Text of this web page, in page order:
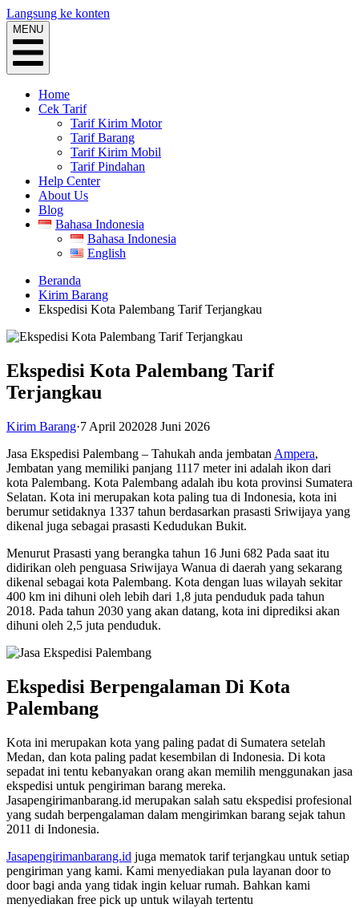
Langsung ke konten
MENU
Home
Cek Tarif
Tarif Kirim Motor
Tarif Barang
Tarif Kirim Mobil
Tarif Pindahan
Help Center
About Us
Blog
Bahasa Indonesia
Bahasa Indonesia
English
Beranda
Kirim Barang
Ekspedisi Kota Palembang Tarif Terjangkau
Ekspedisi Kota Palembang Tarif
Terjangkau
Kirim Barang·7 April 202028 Juni 2026
Jasa Ekspedisi Palembang – Tahukah anda jembatan Ampera,
Jembatan yang memiliki panjang 1117 meter ini adalah ikon dari
kota Palembang. Kota Palembang adalah ibu kota provinsi Sumatera
Selatan. Kota ini merupakan kota paling tua di Indonesia, kota ini
berumur setidaknya 1337 tahun berdasarkan prasasti Sriwijaya yang
dikenal juga sebagai prasasti Kedudukan Bukit.
Menurut Prasasti yang berangka tahun 16 Juni 682 Pada saat itu
didirikan oleh penguasa Sriwijaya Wanua di daerah yang sekarang
dikenal sebagai kota Palembang. Kota dengan luas wilayah sekitar
400 km ini dihuni oleh lebih dari 1,8 juta penduduk pada tahun
2018. Pada tahun 2030 yang akan datang, kota ini diprediksi akan
dihuni oleh 2,5 juta penduduk.
Ekspedisi Berpengalaman Di Kota
Palembang
Kota ini merupakan kota yang paling padat di Sumatera setelah
Medan, dan kota paling padat kesembilan di Indonesia. Di kota
sepadat ini tentu kebanyakan orang akan memilih menggunakan jasa
ekspedisi untuk pengiriman barang mereka.
Jasapengirimanbarang.id merupakan salah satu ekspedisi profesional
yang sudah berpengalaman dalam mengirimkan barang sejak tahun
2011 di Indonesia.
Jasapengirimanbarang.id juga mematok tarif terjangkau untuk setiap
pengiriman yang kami. Kami menyediakan pula layanan door to
door bagi anda yang tidak ingin keluar rumah. Bahkan kami
menyediakan free pick up untuk wilayah tertentu